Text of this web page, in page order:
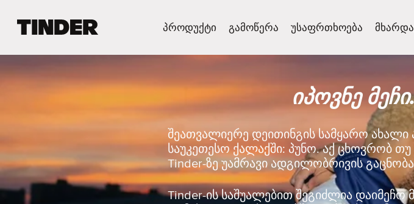
d
პროდუქტი გამოწერა უსაფრთხოება
იპოვნე
შეათვალიერე დეითინგის სამყარო ახალი
საუკეთესო ქალაქში: პუნო. აქ ცხოვრობ
Tinder-ზე უამრავი ადგილობრივის
Tinder-ის საშუალებით შეგიძლია დაიმეჩო